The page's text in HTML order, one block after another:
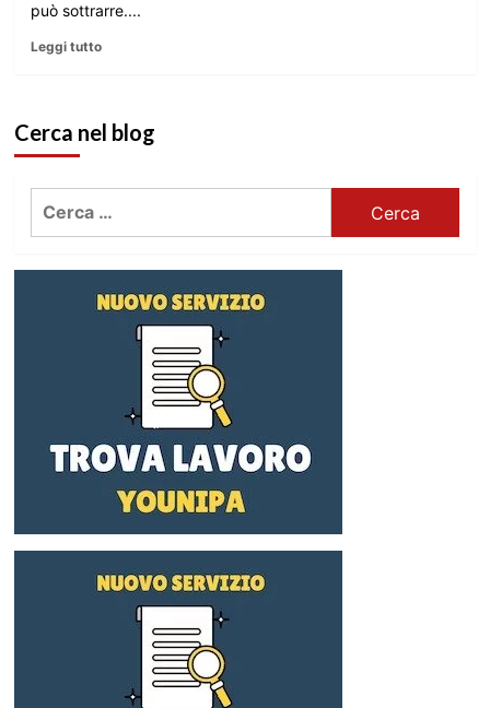
può sottrarre....
Leggi tutto
Cerca nel blog
Ricerca